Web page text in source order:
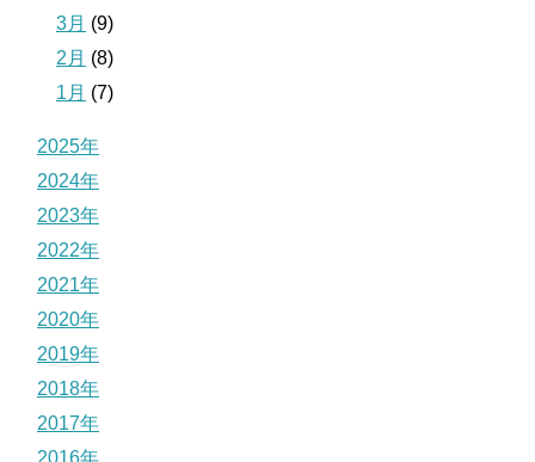
3月 (9)
2月 (8)
1月 (7)
2025年
2024年
2023年
2022年
2021年
2020年
2019年
2018年
2017年
2016年